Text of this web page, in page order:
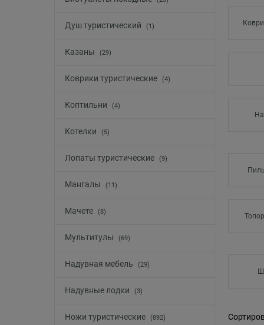
Душ туристический (1)
Казаны (29)
Коврики туристические (4)
Коптильни (4)
Котелки (5)
Лопаты туристические (9)
Мангалы (11)
Мачете (8)
Мультитулы (69)
Надувная мебель (29)
Надувные лодки (3)
Ножи туристические (892)